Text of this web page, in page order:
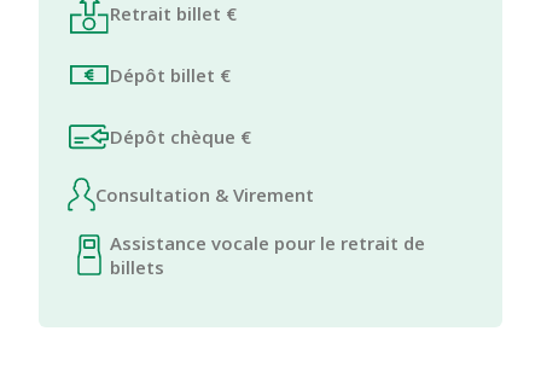
Retrait billet €
Dépôt billet €
Dépôt chèque €
Consultation & Virement
Assistance vocale pour le retrait de
billets